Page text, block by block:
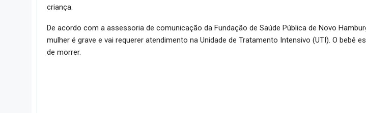
criança.
De acordo com a assessoria de comunicação da Fundação de Saúde Pública de Novo
mulher é grave e vai requerer atendimento na Unidade de Tratamento Intensivo (UTI). O bebê
de morrer.